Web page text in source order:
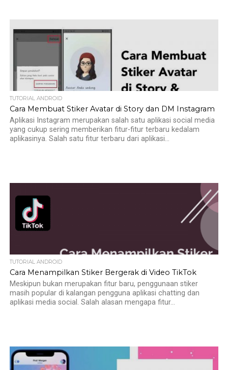
TUTORIAL ANDROID
Cara Membuat Stiker Avatar di Story dan DM Instagram
Aplikasi Instagram merupakan salah satu aplikasi social media
yang cukup sering memberikan fitur-fitur terbaru kedalam
aplikasinya. Salah satu fitur terbaru dari aplikasi...
TUTORIAL ANDROID
Cara Menampilkan Stiker Bergerak di Video TikTok
Meskipun bukan merupakan fitur baru, penggunaan stiker
masih popular di kalangan pengguna aplikasi chatting dan
aplikasi media social. Salah alasan mengapa fitur...